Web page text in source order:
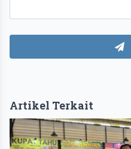
Artikel Terkait